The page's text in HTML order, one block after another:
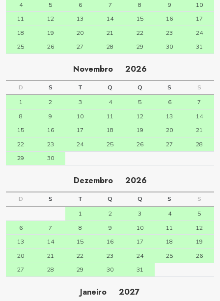
4
5 6 7 8 9
10
11
12 13 14 15 16
17
18
19 20 21 22 23
24
25
26 27 28 29 30 31
Novembro 2026
D S T Q Q S
S
1
2 3 4 5 6
7
8
9 10 11 12 13
14
15
16 17 18 19 20
21
22
23 24 25 26 27
28
29
30
Dezembro 2026
D S T Q Q S
S
1
2 3 4
5
6
7 8 9 10 11
12
13
14 15 16 17 18
19
20
21 22 23 24 25
26
27
28 29 30 31
Janeiro 2027